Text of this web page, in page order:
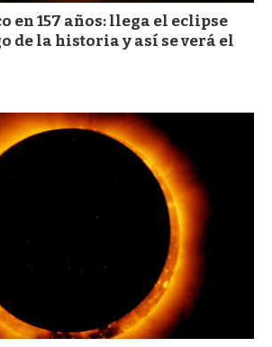
en 157 años: llega el eclipse
de la historia y así se verá el